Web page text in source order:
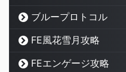
ブループロトコル
FE風花雪月攻略
FEエンゲージ攻略